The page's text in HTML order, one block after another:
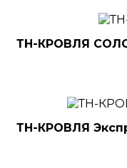
ТН-КРОВЛЯ
ТН-КРОВЛЯ